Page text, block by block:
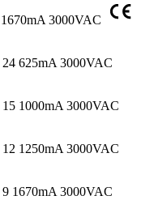
1670mA 3000VAC
24 625mA 3000VAC
15 1000mA 3000VAC
12 1250mA 3000VAC
9 1670mA 3000VAC